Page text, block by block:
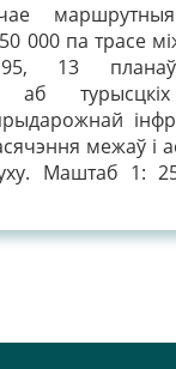
000 па трасе
13
аб
межаў і
Маштаб 1: